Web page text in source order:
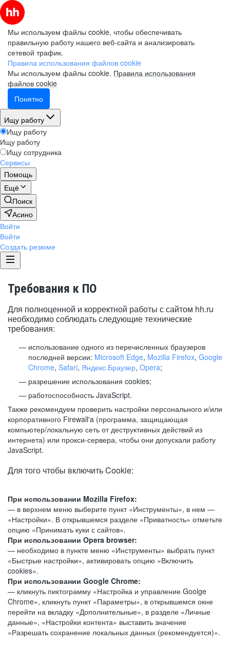
Мы используем файлы cookie, чтобы обеспечивать
правильную работу нашего веб-сайта и анализировать
сетевой трафик.
Правила использования файлов cookie
Мы используем файлы cookie. Правила использования
файлов cookie
Понятно
Ищу работу
Ищу работу
Ищу работу
Ищу сотрудника
Сервисы
Помощь
Ещё
Поиск
Асино
Войти
Войти
Создать резюме
Требования к ПО
Для полноценной и корректной работы с сайтом hh.ru
необходимо соблюдать следующие технические
требования:
использование одного из перечисленных браузеров
последней версии: Microsoft Edge, Mozilla Firefox, Google
Chrome, Safari, Яндекс.Браузер, Opera;
разрешение использования cookies;
работоспособность JavaScript.
Также рекомендуем проверить настройки персонального и/или
корпоративного Firewall'a (программа, защищающая
компьютер/локальную сеть от деструктивных действий из
интернета) или прокси-сервера, чтобы они допускали работу
JavaScript.
Для того чтобы включить Cookie:
При использовании Mozilla Firefox:
— в верхнем меню выберите пункт «Инструменты», в нем —
«Настройки». В открывшемся разделе «Приватность» отметьте
опцию «Принимать куки с сайтов».
При использовании Opera browser:
— необходимо в пункте меню «Инструменты» выбрать пункт
«Быстрые настройки», активировать опцию «Включить
cookies».
При использовании Google Chrome:
— кликнуть пиктограмму «Настройка и управление Goolge
Chrome», кликнуть пункт «Параметры», в открывшемся окне
перейти на вкладку «Дополнительные», в разделе «Личные
данные», «Настройки контента» выставить значение
«Разрешать сохранение локальных данных (рекомендуется)».